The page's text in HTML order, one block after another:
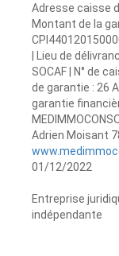
Adresse caisse
Montant de la
| Lieu de
SOCAF | N° de
de garantie : 26
garantie
Adrien Moisant
01/12/2022
Entreprise
indépendante